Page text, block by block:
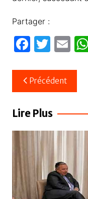
Partager :
F
c
e
b
o
k
T
itt
er
E
ail
Navigation
de
l’article
Précédent
Lire Plus